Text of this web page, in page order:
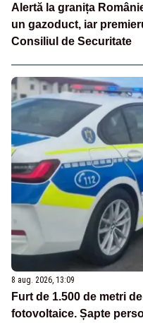
Alertă la granița
un gazoduct, iar
Consiliul de Securitate
8 aug. 2026, 13:09
Furt de 1.500 de metri
fotovoltaice. Șapte